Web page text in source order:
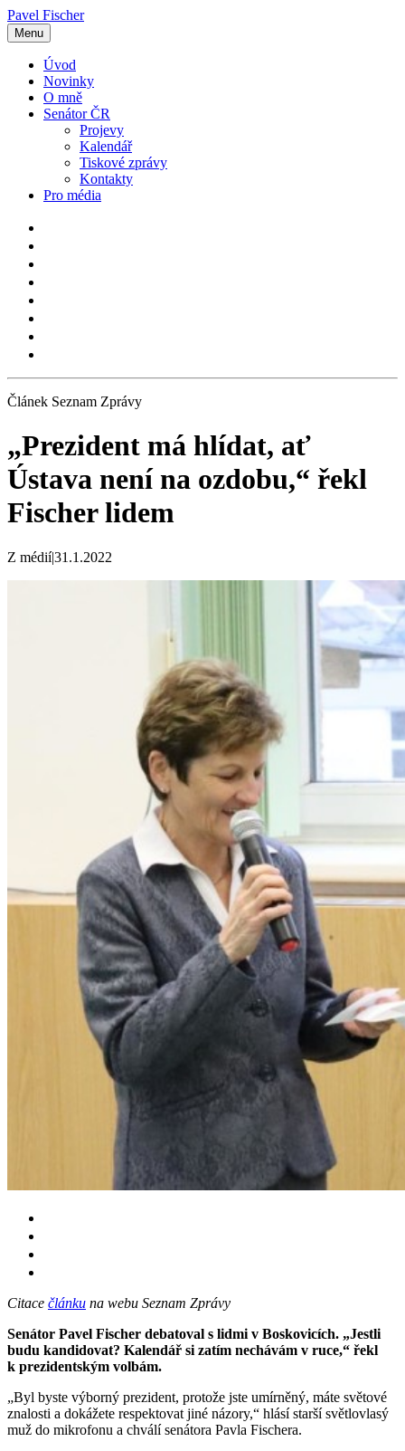
Pavel Fischer
Menu
Úvod
Novinky
O mně
Senátor ČR
Projevy
Kalendář
Tiskové zprávy
Kontakty
Pro média
Článek Seznam Zprávy
„Prezident má hlídat, ať
Ústava není na ozdobu,“ řekl
Fischer lidem
Z médií|31.1.2022
Citace článku na webu Seznam Zprávy
Senátor Pavel Fischer debatoval s lidmi v Boskovicích. „Jestli
budu kandidovat? Kalendář si zatím nechávám v ruce,“ řekl
k prezidentským volbám.
„Byl byste výborný prezident, protože jste umírněný, máte světové
znalosti a dokážete respektovat jiné názory,“ hlásí starší světlovlasý
muž do mikrofonu a chválí senátora Pavla Fischera.